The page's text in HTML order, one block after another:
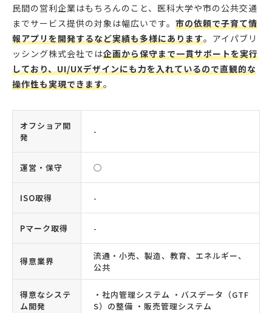
民間の営利企業はもちろんのこと、医科大学や市の公共交通
までサービス提供の対象は幅広いです。 市の依頼で子育て情
報アプリを開発するなど実績も多様にあります。アイパブリ
ッシング株式会社では企画から保守まで一貫サポートを実行
しており、UI/UXデザインにも力を入れているので直観的な
操作性も実現できます。
オフショア開
発
-
運営・保守 ◯
ISO取得 -
Pマーク取得 -
得意業界
流通・小売、製造、教育、エネルギー、
公共
得意なシステ
ム開発
・社内管理システム ・バスデータ（GTF
S）の整備 ・販売管理システム